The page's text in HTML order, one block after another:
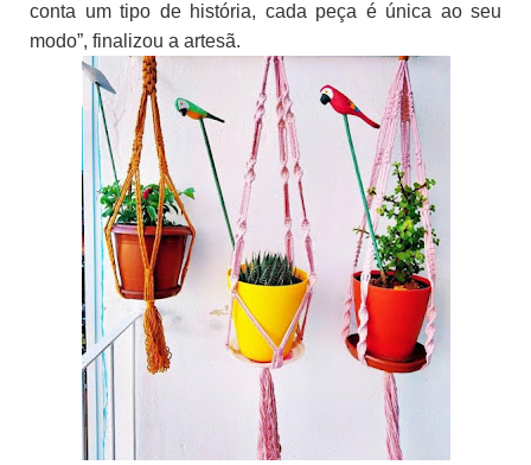
conta um tipo de história, cada peça é única ao seu
modo”, finalizou a artesã.